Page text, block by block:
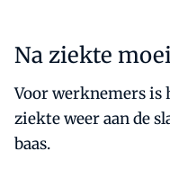
Na ziekte
Voor werknemers is
ziekte weer aan de
baas.